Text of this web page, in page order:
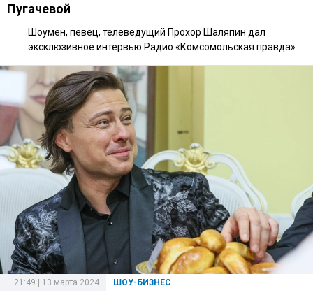
Пугачевой
Шоумен, певец, телеведущий Прохор Шаляпин дал
эксклюзивное интервью Радио «Комсомольская правда».
ШОУ-БИЗНЕС
21:49 | 13 марта 2024